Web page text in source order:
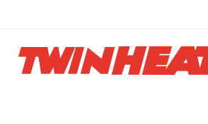
content